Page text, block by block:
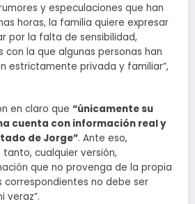
y especulaciones que han
horas, la familia quiere expresar
por la falta de sensibilidad,
con la que algunas personas han
estrictamente privada y familiar”,
en claro que “únicamente su
cuenta con información real y
de Jorge”. Ante eso,
tanto, cualquier versión,
que no provenga de la propia
correspondientes no debe ser
veraz”.